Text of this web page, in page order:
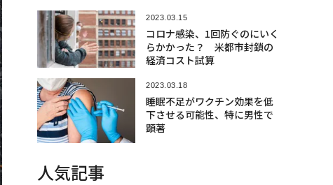
2023.03.15
コロナ感染、1回防ぐのにいく
らかかった？ 米都市封鎖の
経済コスト試算
2023.03.18
睡眠不足がワクチン効果を低
下させる可能性、特に男性で
顕著
人気記事